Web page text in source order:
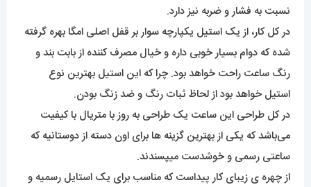
نسبت به فشار و ضربه نیز دارد.
در کل کار، از یک استیل یکپارچه سوار بر قفل اصلی امگا بهره گرفته
شده که دوام بسیار خوبی داره و خیال مصرف کننده از بابت بند و
رنگ ساعت راحت خواهد بود. چرا که این استیل بهترین نوع
استیل خواهد بود از لحاظ ثبات رنگ و ضد زنگ بودن.
در کل طراحی این ساعت یک طراحی به روز با متریال با کیفیت
می‌باشد که یکی از بهترین گزینه ها برای اون دسته از دوستانیه که
ساعتی رسمی و خوشدست میپسندند.
از چهره ی زیبای کار پیداست که مناسب برای یک استایل رسمیه و